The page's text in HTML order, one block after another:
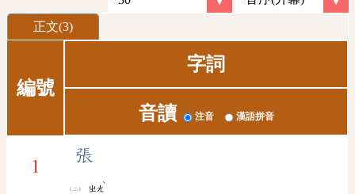
正文(3)
編號
字詞
音讀 注音 漢語拼音
1
張
ㄓㄤ
ˋ